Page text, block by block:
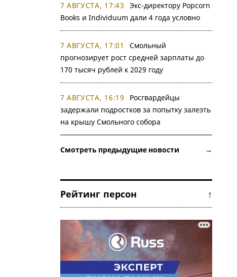
7 АВГУСТА, 17:43
Экс-директору Popcorn
Books и Individuum дали 4 года условно
7 АВГУСТА, 17:01
Смольный
прогнозирует рост средней зарплаты до
170 тысяч рублей к 2029 году
7 АВГУСТА, 16:19
Росгвардейцы
задержали подростков за попытку залезть
на крышу Смольного собора
Смотреть предыдущие новости →
Рейтинг персон ↑